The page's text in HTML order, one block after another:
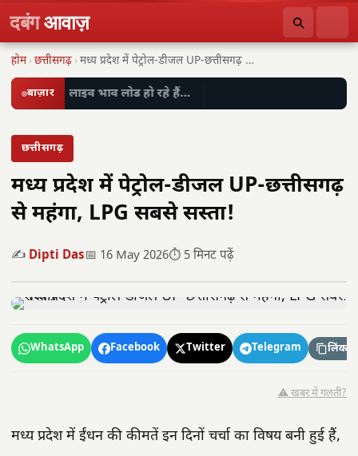
दबंगआवाज़
होम ›छत्तीसगढ़ › मध्य प्रदेश में पेट्रोल-डीजल UP-छत्तीसगढ़ से महंगा, LPG…
बाज़ार लाइव भाव लोड हो रहे हैं…
छत्तीसगढ़
मध्य प्रदेश में पेट्रोल-डीजल UP-छत्तीसगढ़
से महंगा, LPG सबसे सस्ता!
✍️ Dipti Das📅 16 May 2026⏱️ 5 मिनट पढ़ें
WhatsApp Facebook Twitter Telegram लिंक
⚠️ खबर में गलती?
मध्य प्रदेश में ईंधन की कीमतें इन दिनों चर्चा का विषय बनी हुई हैं,